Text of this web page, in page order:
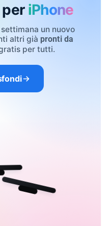
iPhone
un nuovo
altri già pronti da
per tutti.